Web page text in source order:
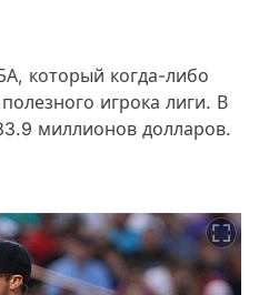
который когда-либо
игрока лиги. В
миллионов долларов.